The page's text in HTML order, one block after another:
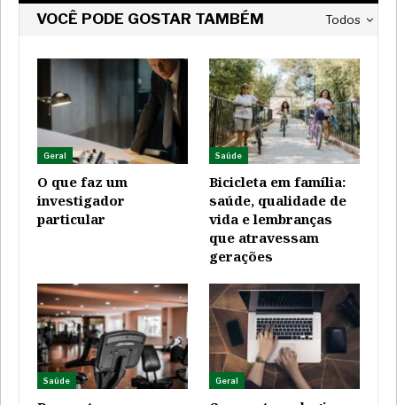
Todos
VOCÊ PODE GOSTAR TAMBÉM
Geral
O que faz um
investigador
particular
Saúde
Bicicleta em família:
saúde, qualidade de
vida e lembranças
que atravessam
gerações
Saúde Geral